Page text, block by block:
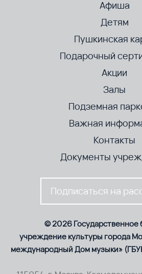
Афиша
Детям
Пушкинская
Подарочный
Акции
Залы
Подземная
Важная
Контакты
Документы
Подписаться на
© 2026
учреждение культуры города
международный Дом музыки»